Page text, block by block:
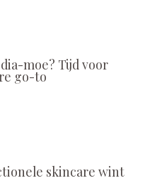
moe? Tijd voor
go-to
skincare wint